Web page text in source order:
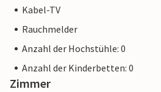
Kabel-TV
Rauchmelder
Anzahl der Hochstühle: 0
Anzahl der Kinderbetten: 0
Zimmer